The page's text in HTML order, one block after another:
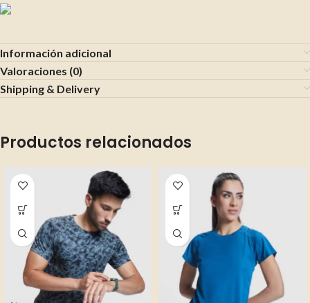
Información adicional
Valoraciones (0)
Shipping & Delivery
Productos relacionados